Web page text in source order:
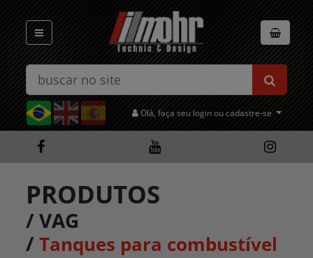
Olá, faça seu login ou cadastre-se
PRODUTOS
/VAG
/Tanques para combustível